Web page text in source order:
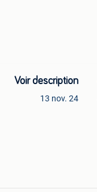
Voir description
13 nov. 24